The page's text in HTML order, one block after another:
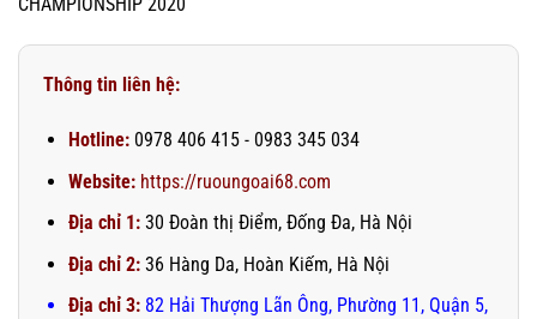
CHAMPIONSHIP 2020
Thông tin liên hệ:
Hotline:0978 406 415 - 0983 345 034
Website: https://ruoungoai68.com
Địa chỉ 1:30 Đoàn thị Điểm, Đống Đa, Hà Nội
Địa chỉ 2:36 Hàng Da, Hoàn Kiếm, Hà Nội
Địa chỉ 3:82 Hải Thượng Lãn Ông, Phường 11, Quận 5,